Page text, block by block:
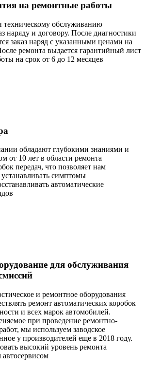
на ремонтные работы
техническому обслуживанию
наряду и договору. После диагностики
заказ наряд с указанными ценами на
ремонта выдается гарантийный лист
на срок от 6 до 12 месяцев
обладают глубокими знаниями и
от 10 лет в области ремонта
передач, что позволяет нам
симптомы
автоматические
для обслуживания
и ремонтное оборудования
ремонт автоматических коробок
и всех марок автомобилей.
при проведение ремонтно-
мы используем заводское
у производителей еще в 2018 году.
высокий уровень ремонта